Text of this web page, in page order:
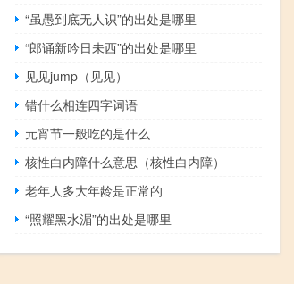
“虽愚到底无人识”的出处是哪里
“郎诵新吟日未西”的出处是哪里
见见jump（见见）
错什么相连四字词语
元宵节一般吃的是什么
核性白内障什么意思（核性白内障）
老年人多大年龄是正常的
“照耀黑水湄”的出处是哪里